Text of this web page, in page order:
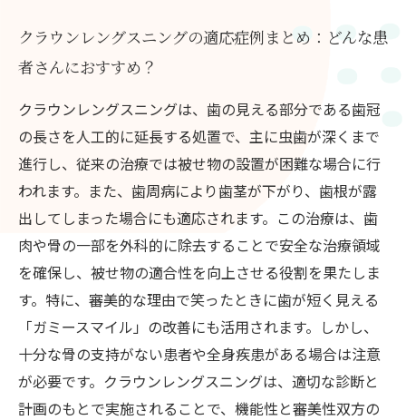
クラウンレングスニングの適応症例まとめ：どんな患
者さんにおすすめ？
クラウンレングスニングは、歯の見える部分である歯冠
の長さを人工的に延長する処置で、主に虫歯が深くまで
進行し、従来の治療では被せ物の設置が困難な場合に行
われます。また、歯周病により歯茎が下がり、歯根が露
出してしまった場合にも適応されます。この治療は、歯
肉や骨の一部を外科的に除去することで安全な治療領域
を確保し、被せ物の適合性を向上させる役割を果たしま
す。特に、審美的な理由で笑ったときに歯が短く見える
「ガミースマイル」の改善にも活用されます。しかし、
十分な骨の支持がない患者や全身疾患がある場合は注意
が必要です。クラウンレングスニングは、適切な診断と
計画のもとで実施されることで、機能性と審美性双方の